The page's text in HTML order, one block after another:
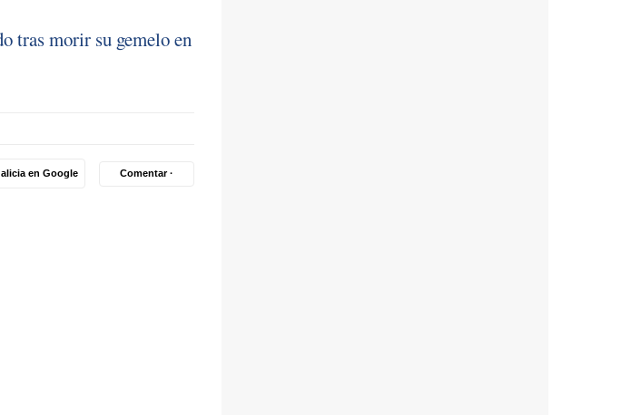
tras morir su gemelo en
en Google Comentar ·